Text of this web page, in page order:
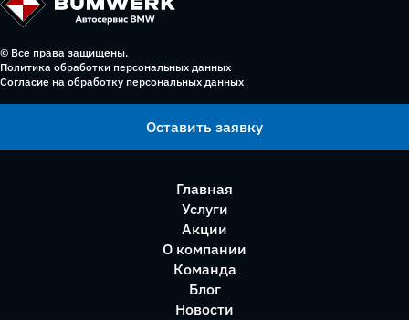
© Все права защищены.
Политика обработки персональных данных
Согласие на обработку персональных данных
Оставить заявку
Главная
Услуги
Акции
О компании
Команда
Блог
Новости